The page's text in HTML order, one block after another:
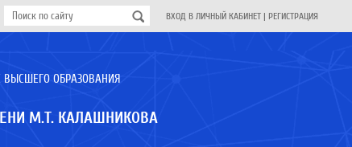
ВХОД В ЛИЧНЫЙ КАБИНЕТ | РЕГИСТРАЦИЯ
ВЫСШЕГО ОБРАЗОВАНИЯ
М.Т. КАЛАШНИКОВА